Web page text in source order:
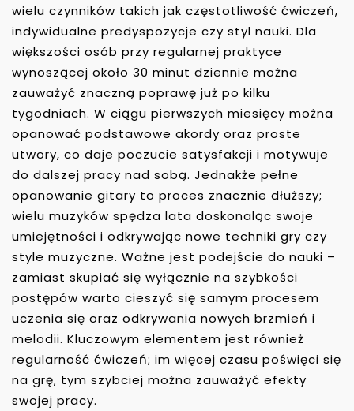
wielu czynników takich jak częstotliwość ćwiczeń,
indywidualne predyspozycje czy styl nauki. Dla
większości osób przy regularnej praktyce
wynoszącej około 30 minut dziennie można
zauważyć znaczną poprawę już po kilku
tygodniach. W ciągu pierwszych miesięcy można
opanować podstawowe akordy oraz proste
utwory, co daje poczucie satysfakcji i motywuje
do dalszej pracy nad sobą. Jednakże pełne
opanowanie gitary to proces znacznie dłuższy;
wielu muzyków spędza lata doskonaląc swoje
umiejętności i odkrywając nowe techniki gry czy
style muzyczne. Ważne jest podejście do nauki –
zamiast skupiać się wyłącznie na szybkości
postępów warto cieszyć się samym procesem
uczenia się oraz odkrywania nowych brzmień i
melodii. Kluczowym elementem jest również
regularność ćwiczeń; im więcej czasu poświęci się
na grę, tym szybciej można zauważyć efekty
swojej pracy.